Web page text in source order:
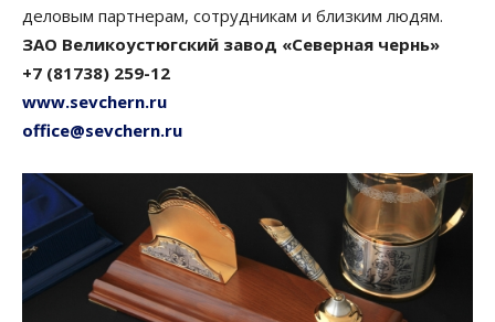
деловым партнерам, сотрудникам и близким людям.
ЗАО Великоустюгский завод «Северная чернь»
+7 (81738) 259-12
www.sevchern.ru
office@sevchern.ru